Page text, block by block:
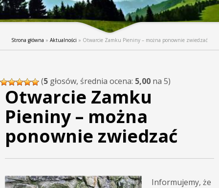
Strona główna » Aktualności » Otwarcie Zamku Pieniny – można ponownie zwiedzać
(5 głosów, średnia ocena: 5,00 na 5)
Otwarcie Zamku
Pieniny – można
ponownie zwiedzać
Informujemy, że